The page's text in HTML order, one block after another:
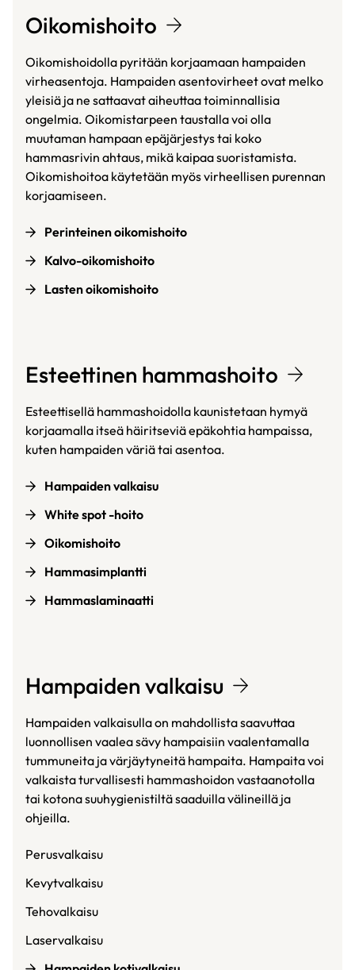
Oikomishoito
Oikomishoidolla pyritään korjaamaan hampaiden
virheasentoja. Hampaiden asentovirheet ovat melko
yleisiä ja ne sattaavat aiheuttaa toiminnallisia
ongelmia. Oikomistarpeen taustalla voi olla
muutaman hampaan epäjärjestys tai koko
hammasrivin ahtaus, mikä kaipaa suoristamista.
Oikomishoitoa käytetään myös virheellisen purennan
korjaamiseen.
Perinteinen oikomishoito
Kalvo-oikomishoito
Lasten oikomishoito
Esteettinen hammashoito
Esteettisellä hammashoidolla kaunistetaan hymyä
korjaamalla itseä häiritseviä epäkohtia hampaissa,
kuten hampaiden väriä tai asentoa.
Hampaiden valkaisu
White spot -hoito
Oikomishoito
Hammasimplantti
Hammaslaminaatti
Hampaiden valkaisu
Hampaiden valkaisulla on mahdollista saavuttaa
luonnollisen vaalea sävy hampaisiin vaalentamalla
tummuneita ja värjäytyneitä hampaita. Hampaita voi
valkaista turvallisesti hammashoidon vastaanotolla
tai kotona suuhygienistiltä saaduilla välineillä ja
ohjeilla.
Perusvalkaisu
Kevytvalkaisu
Tehovalkaisu
Laservalkaisu